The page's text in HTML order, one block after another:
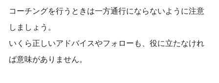
コーチングを行うときは一方通行にならないように注意
しましょう。
いくら正しいアドバイスやフォローも、役に立たなけれ
ば意味がありません。